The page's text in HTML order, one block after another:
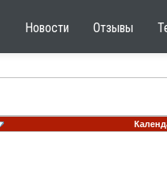
Новости Отзывы